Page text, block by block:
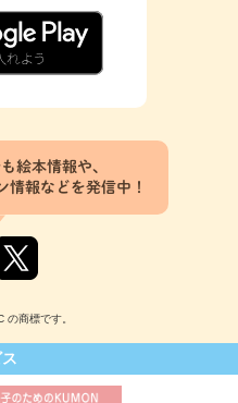
絵本情報や、
情報などを発信中！
商標です。